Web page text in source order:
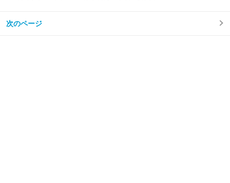
う名前書かせろ、そうしないとダメだ！」って事で、
玉新都市交通ニューシャトル 丸山駅から徒歩6分
次のページ